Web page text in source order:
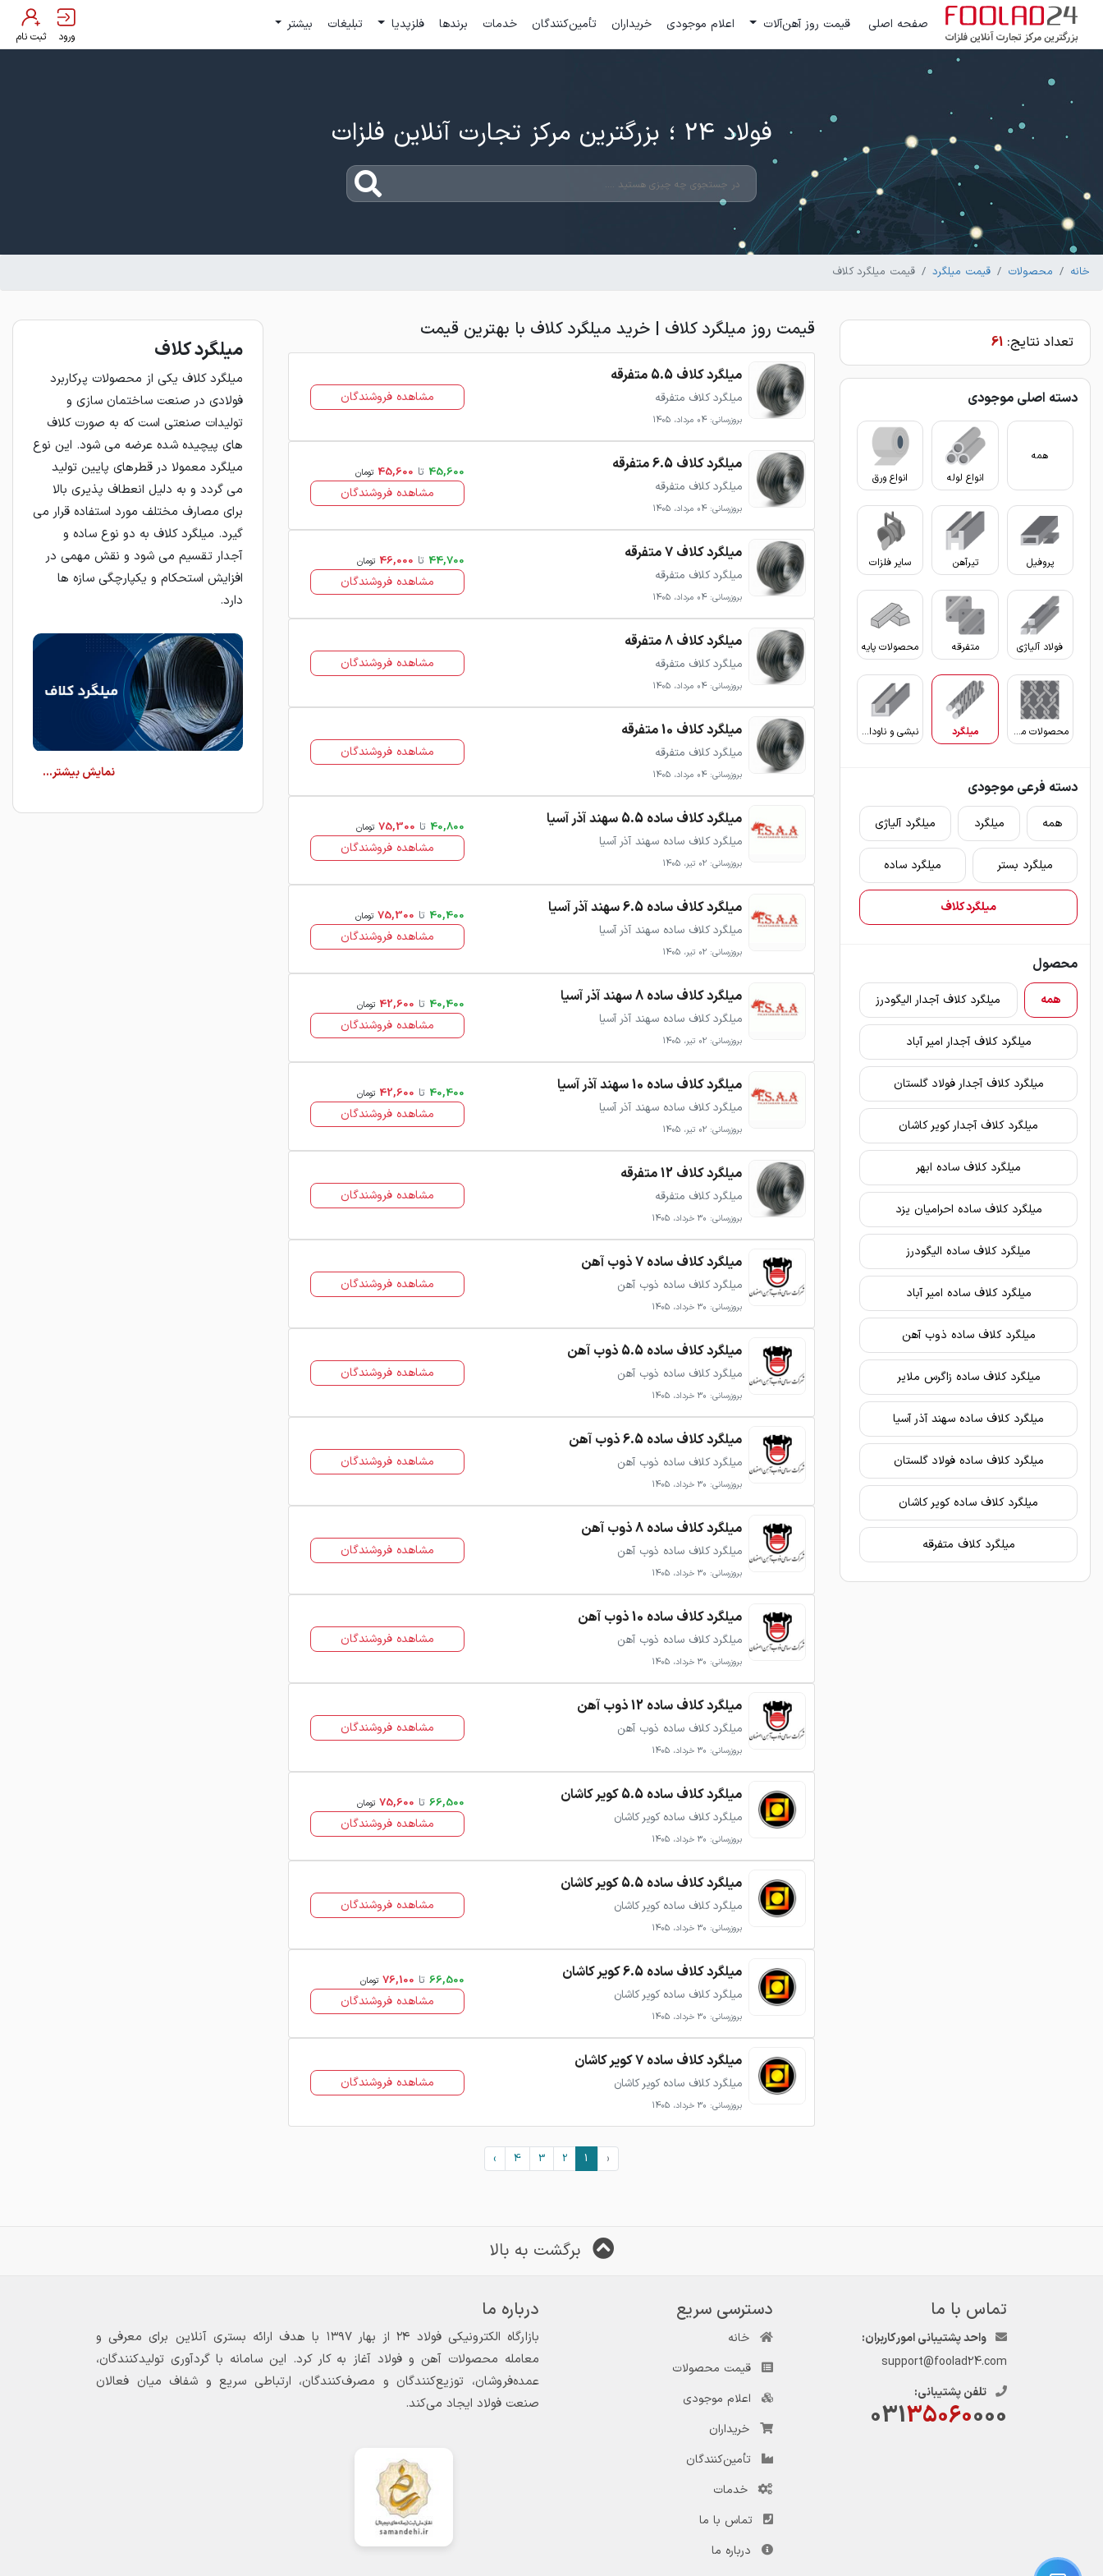
صفحه اصلی قیمت روز آهن‌آلات اعلام موجودی خریداران تأمین‌کنندگان خدمات برندها فلزپدیا تبلیغات بیشتر
ورود ثبت نام
فولاد 24 ؛ بزرگترین مرکز تجارت آنلاین فلزات
خانه محصولات قیمت میلگرد قیمت میلگرد کلاف
تعداد نتایج: 61
دسته اصلی موجودی
همه
انواع لوله
انواع ورق
پروفیل تیرآهن سایر فلزات
فولاد آلیاژی متفرقه محصولات پایه
محصولات مفتولی میلگرد نبشی و ناودانی
دسته فرعی موجودی
همه میلگرد میلگرد آلیاژی
میلگرد بستر میلگرد ساده
میلگرد کلاف
محصول
همه میلگرد کلاف آجدار الیگودرز
میلگرد کلاف آجدار امیر آباد
میلگرد کلاف آجدار فولاد گلستان
میلگرد کلاف آجدار کویر کاشان
میلگرد کلاف ساده ابهر
میلگرد کلاف ساده احرامیان یزد
میلگرد کلاف ساده الیگودرز
میلگرد کلاف ساده امیر آباد
میلگرد کلاف ساده ذوب آهن
میلگرد کلاف ساده زاگرس ملایر
میلگرد کلاف ساده سهند آذر آسیا
میلگرد کلاف ساده فولاد گلستان
میلگرد کلاف ساده کویر کاشان
میلگرد کلاف متفرقه
قیمت روز میلگرد کلاف | خرید میلگرد کلاف با بهترین قیمت
میلگرد کلاف 5.5 متفرقه
میلگرد کلاف متفرقه
بروزرسانی: 04 مرداد، 1405
مشاهده فروشندگان
میلگرد کلاف 6.5 متفرقه
میلگرد کلاف متفرقه
بروزرسانی: 04 مرداد، 1405
45,600 تا 45,600 تومان
مشاهده فروشندگان
میلگرد کلاف 7 متفرقه
میلگرد کلاف متفرقه
بروزرسانی: 04 مرداد، 1405
44,700 تا 46,000 تومان
مشاهده فروشندگان
میلگرد کلاف 8 متفرقه
میلگرد کلاف متفرقه
بروزرسانی: 04 مرداد، 1405
مشاهده فروشندگان
میلگرد کلاف 10 متفرقه
میلگرد کلاف متفرقه
بروزرسانی: 04 مرداد، 1405
مشاهده فروشندگان
میلگرد کلاف ساده 5.5 سهند آذر آسیا
میلگرد کلاف ساده سهند آذر آسیا
بروزرسانی: 02 تیر، 1405
40,800 تا 75,300 تومان
مشاهده فروشندگان
میلگرد کلاف ساده 6.5 سهند آذر آسیا
میلگرد کلاف ساده سهند آذر آسیا
بروزرسانی: 02 تیر، 1405
40,400 تا 75,300 تومان
مشاهده فروشندگان
میلگرد کلاف ساده 8 سهند آذر آسیا
میلگرد کلاف ساده سهند آذر آسیا
بروزرسانی: 02 تیر، 1405
40,400 تا 42,600 تومان
مشاهده فروشندگان
میلگرد کلاف ساده 10 سهند آذر آسیا
میلگرد کلاف ساده سهند آذر آسیا
بروزرسانی: 02 تیر، 1405
40,400 تا 42,600 تومان
مشاهده فروشندگان
میلگرد کلاف 12 متفرقه
میلگرد کلاف متفرقه
بروزرسانی: 30 خرداد، 1405
مشاهده فروشندگان
میلگرد کلاف ساده 7 ذوب آهن
میلگرد کلاف ساده ذوب آهن
بروزرسانی: 30 خرداد، 1405
مشاهده فروشندگان
میلگرد کلاف ساده 5.5 ذوب آهن
میلگرد کلاف ساده ذوب آهن
بروزرسانی: 30 خرداد، 1405
مشاهده فروشندگان
میلگرد کلاف ساده 6.5 ذوب آهن
میلگرد کلاف ساده ذوب آهن
بروزرسانی: 30 خرداد، 1405
مشاهده فروشندگان
میلگرد کلاف ساده 8 ذوب آهن
میلگرد کلاف ساده ذوب آهن
بروزرسانی: 30 خرداد، 1405
مشاهده فروشندگان
میلگرد کلاف ساده 10 ذوب آهن
میلگرد کلاف ساده ذوب آهن
بروزرسانی: 30 خرداد، 1405
مشاهده فروشندگان
میلگرد کلاف ساده 12 ذوب آهن
میلگرد کلاف ساده ذوب آهن
بروزرسانی: 30 خرداد، 1405
مشاهده فروشندگان
میلگرد کلاف ساده 5.5 کویر کاشان
میلگرد کلاف ساده کویر کاشان
بروزرسانی: 30 خرداد، 1405
66,500 تا 75,600 تومان
مشاهده فروشندگان
میلگرد کلاف ساده 5.5 کویر کاشان
میلگرد کلاف ساده کویر کاشان
بروزرسانی: 30 خرداد، 1405
مشاهده فروشندگان
میلگرد کلاف ساده 6.5 کویر کاشان
میلگرد کلاف ساده کویر کاشان
بروزرسانی: 30 خرداد، 1405
66,500 تا 76,100 تومان
مشاهده فروشندگان
میلگرد کلاف ساده 7 کویر کاشان
میلگرد کلاف ساده کویر کاشان
بروزرسانی: 30 خرداد، 1405
مشاهده فروشندگان
‹
1
2
3
4
›
میلگرد کلاف
میلگرد کلاف یکی از محصولات پرکاربرد
فولادی در صنعت ساختمان سازی و
تولیدات صنعتی است که به صورت کلاف
های پیچیده شده عرضه می شود. این نوع
میلگرد معمولا در قطرهای پایین تولید
می گردد و به دلیل انعطاف پذیری بالا
برای مصارف مختلف مورد استفاده قرار می
گیرد. میلگرد کلاف به دو نوع ساده و
آجدار تقسیم می شود و نقش مهمی در
افزایش استحکام و یکپارچگی سازه ها
دارد.
ویژگی های میلگرد کلاف
میلگرد کلاف دارای خصوصیات فنی و
برگشت به بالا
تماس با ما
واحد پشتیبانی امور کاربران:
support@foolad24.com
تلفن پشتیبانی:
03135060000
دسترسی سریع
خانه
قیمت محصولات
اعلام موجودی
خریداران
تأمین‌کنندگان
خدمات
تماس با ما
درباره ما
درباره ما
بازارگاه الکترونیکی فولاد ۲۴ از بهار ۱۳۹۷ با هدف ارائه بستری آنلاین برای معرفی و
معامله محصولات آهن و فولاد آغاز به کار کرد. این سامانه با گردآوری تولیدکنندگان،
عمده‌فروشان، توزیع‌کنندگان و مصرف‌کنندگان، ارتباطی سریع و شفاف میان فعالان
صنعت فولاد ایجاد می‌کند.